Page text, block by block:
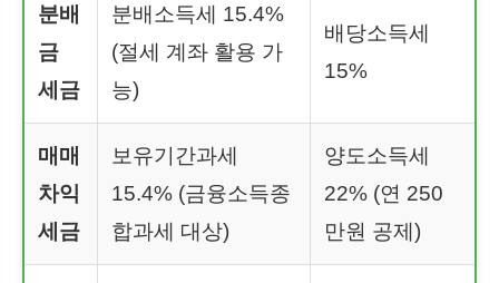
분배
금
세금
분배소득세 15.4%
(절세 계좌 활용 가
능)
배당소득세
15%
매매
차익
세금
보유기간과세
15.4% (금융소득종
합과세 대상)
양도소득세
22% (연 250
만원 공제)